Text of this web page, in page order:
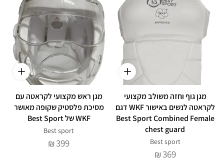
מגן גוף וחזה משולב מקצועי
לקראטה לנשים באישור WKF דגם
Best Sport Combined Female
chest guard
Best sport
₪369
מגן ראש מקצועי לקראטה עם
מסיכת פלסטיק שקופה מאושר
WKF של Best Sport
Best sport
₪399